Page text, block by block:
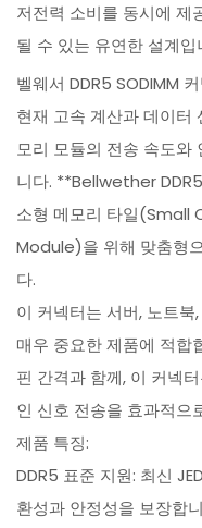
저전력 소비를 동시에 제
될 수 있는 유연한 설계입
벨웨서 DDR5 SODIMM
현재 고속 계산과 데이터
모리 모듈의 전송 속도와
니다. **Bellwether
소형 메모리 타일
Module)을 위해 맞춤형
다.
이 커넥터는 서버, 노트
매우 중요한 제품에 적
핀 간격과 함께, 이 커넥
인 신호 전송을 효과적으
제품 특징:
DDR5 표준 지원: 최신
환성과 안정성을 보장합